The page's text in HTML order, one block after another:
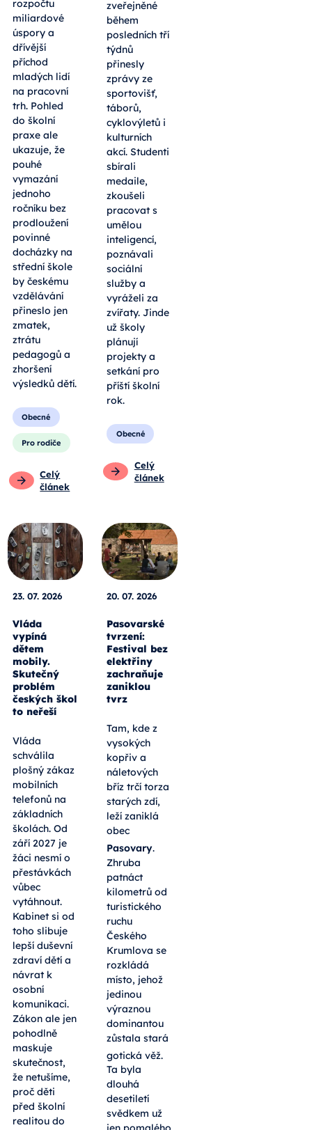
rozpočtu
miliardové
úspory a
dřívější
příchod
mladých lidí
na pracovní
trh. Pohled
do školní
praxe ale
ukazuje, že
pouhé
vymazání
jednoho
ročníku bez
prodloužení
povinné
docházky na
střední škole
by českému
vzdělávání
přineslo jen
zmatek,
ztrátu
pedagogů a
zhoršení
výsledků dětí.
Obecné
Pro rodiče
Celý
článek
zveřejněné
během
posledních tří
týdnů
přinesly
zprávy ze
sportovišť,
táborů,
cyklovýletů i
kulturních
akcí. Studenti
sbírali
medaile,
zkoušeli
pracovat s
umělou
inteligencí,
poznávali
sociální
služby a
vyráželi za
zvířaty. Jinde
už školy
plánují
projekty a
setkání pro
příští školní
rok.
Obecné
Celý
článek
23. 07. 2026
Vláda
vypíná
dětem
mobily.
Skutečný
problém
českých škol
to neřeší
Vláda
schválila
plošný zákaz
mobilních
telefonů na
základních
školách. Od
září 2027 je
žáci nesmí o
přestávkách
vůbec
vytáhnout.
Kabinet si od
toho slibuje
lepší duševní
zdraví dětí a
návrat k
osobní
komunikaci.
Zákon ale jen
pohodlně
maskuje
skutečnost,
že netušíme,
proč děti
před školní
realitou do
20. 07. 2026
Pasovarské
tvrzení:
Festival bez
elektřiny
zachraňuje
zaniklou
tvrz
Tam, kde z
vysokých
kopřiv a
náletových
bříz trčí torza
starých zdí,
leží zaniklá
obec
Pasovary.
Zhruba
patnáct
kilometrů od
turistického
ruchu
Českého
Krumlova se
rozkládá
místo, jehož
jedinou
výraznou
dominantou
zůstala stará
gotická věž.
Ta byla
dlouhá
desetiletí
svědkem už